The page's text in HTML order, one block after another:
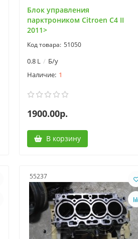
Блок управления
парктроником Citroen C4 II
2011>
51050
0.8 L Б/у
1
1900.00р.
В корзину
55237